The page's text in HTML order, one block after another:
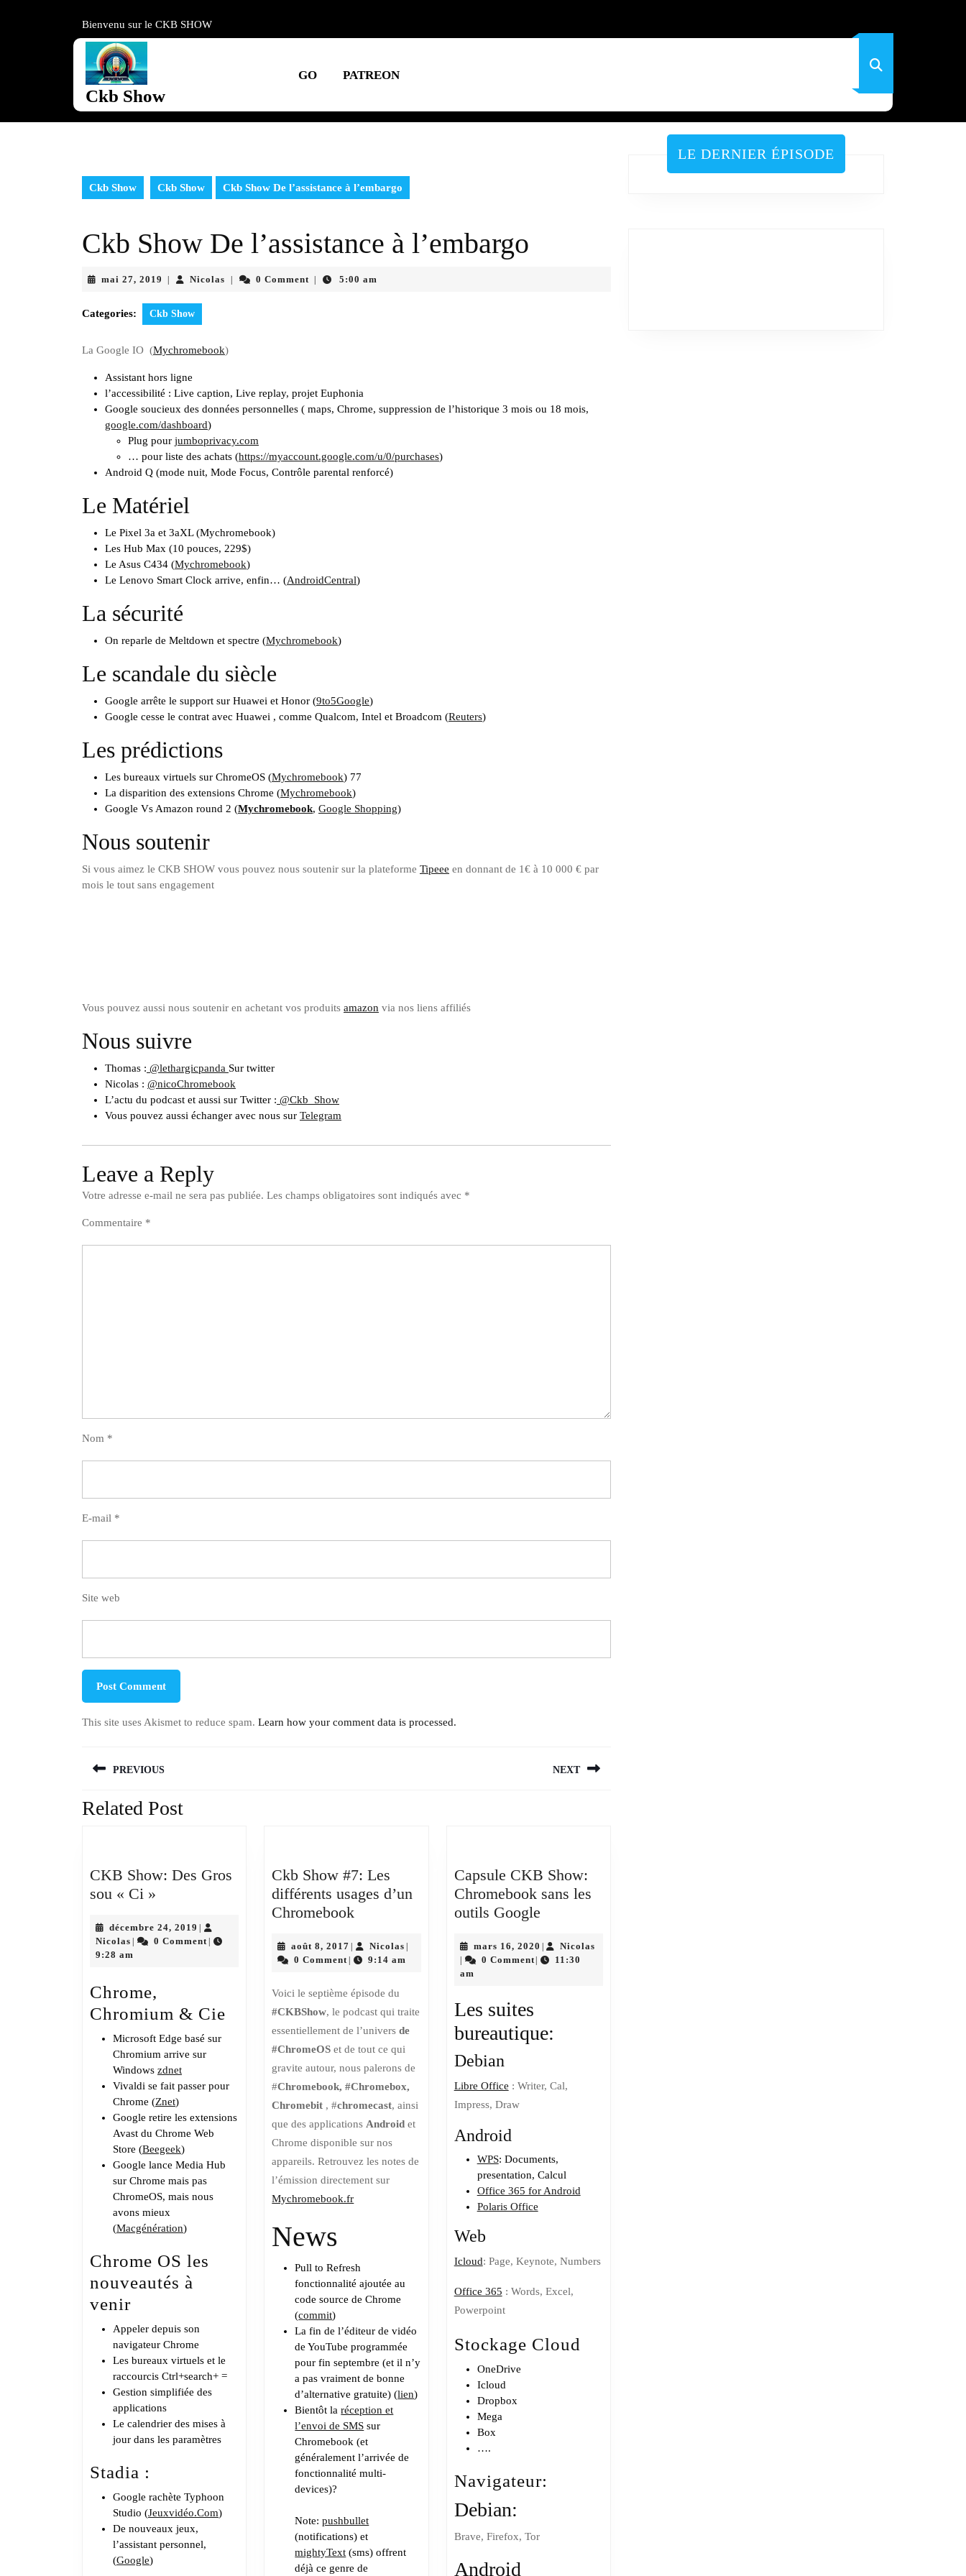
Bienvenu sur le CKB SHOW
Ckb Show
GO PATREON
Ckb Show Ckb Show Ckb Show De l’assistance à l’embargo
Ckb Show De l’assistance à l’embargo
mai 27, 2019 mai
2019
Nicolas Nicolas0 Comment 5:00 am
Categories: Ckb Show
La Google IO (Mychromebook)
Assistant hors ligne
l’accessibilité : Live caption, Live replay, projet Euphonia
Google soucieux des données personnelles ( maps, Chrome, suppression de l’historique 3 mois ou 18 mois,
google.com/dashboard)
Plug pour jumboprivacy.com
… pour liste des achats (https://myaccount.google.com/u/0/purchases)
Android Q (mode nuit, Mode Focus, Contrôle parental renforcé)
Le Matériel
Le Pixel 3a et 3aXL (Mychromebook)
Les Hub Max (10 pouces, 229$)
Le Asus C434 (Mychromebook)
Le Lenovo Smart Clock arrive, enfin… (AndroidCentral)
La sécurité
On reparle de Meltdown et spectre (Mychromebook)
Le scandale du siècle
Google arrête le support sur Huawei et Honor (9to5Google)
Google cesse le contrat avec Huawei , comme Qualcom, Intel et Broadcom (Reuters)
Les prédictions
Les bureaux virtuels sur ChromeOS (Mychromebook) 77
La disparition des extensions Chrome (Mychromebook)
Google Vs Amazon round 2 (Mychromebook, Google Shopping)
Nous soutenir
Si vous aimez le CKB SHOW vous pouvez nous soutenir sur la plateforme Tipeee en donnant de 1€ à 10 000 € par
mois le tout sans engagement
Vous pouvez aussi nous soutenir en achetant vos produits amazon via nos liens affiliés
Nous suivre
Thomas : @lethargicpanda Sur twitter
Nicolas : @nicoChromebook
L’actu du podcast et aussi sur Twitter : @Ckb_Show
Vous pouvez aussi échanger avec nous sur Telegram
Leave a Reply
Votre adresse e-mail ne sera pas publiée. Les champs obligatoires sont indiqués avec *
Commentaire *
Nom *
E-mail *
Site web
This site uses Akismet to reduce spam. Learn how your comment data is processed.
l’article
PREVIOUS
Previous
NEXT
Related Post
CKB Show: Des Gros
sou « Ci »
Des
Gros
décembre 24, 2019 décembre
24,
|
Nicolas Nicolas
| 0 Comment |
9:28 am
Chrome,
Chromium & Cie
Microsoft Edge basé sur
Chromium arrive sur
Windows zdnet
Vivaldi se fait passer pour
Chrome (Znet)
Google retire les extensions
Avast du Chrome Web
Store (Beegeek)
Google lance Media Hub
sur Chrome mais pas
ChromeOS, mais nous
avons mieux
(Macgénération)
Chrome OS les
nouveautés à
venir
Appeler depuis son
navigateur Chrome
Les bureaux virtuels et le
raccourcis Ctrl+search+ =
Gestion simplifiée des
applications
Le calendrier des mises à
jour dans les paramètres
Stadia :
Google rachète Typhoon
Studio (Jeuxvidéo.Com)
De nouveaux jeux,
l’assistant personnel,
(Google)
Ckb Show #7: Les
différents usages d’un
ChromebookCkb
#7:
Les
différents
usages
d’un
Chromebook
août 8, 2017 août
8,
| Nicolas Nicolas
|
0 Comment | 9:14 am
Voici le septième épisode du
#CKBShow, le podcast qui traite
essentiellement de l’universde
#ChromeOS et de tout ce qui
gravite autour, nous palerons de
#Chromebook, #Chromebox,
Chromebit , #chromecast, ainsi
que des applications Android et
Chrome disponible sur nos
appareils. Retrouvez les notes de
l’émission directement sur
Mychromebook.fr
News
Pull to Refresh
fonctionnalité ajoutée au
code source de Chrome
(commit)
La fin de l’éditeur de vidéo
de YouTube programmée
pour fin septembre (et il n’y
a pas vraiment de bonne
d’alternative gratuite) (lien)
Bientôt laréception et
l’envoi de SMS sur
Chromebook (et
généralement l’arrivée de
fonctionnalité multi-
devices)?
Note:pushbullet
(notifications) et
mightyText (sms) offrent
déjà ce genre de
Capsule CKB Show:
Chromebook sans les
outils GoogleCapsule
Show:
Chromebook
Google
mars 16, 2020 mars
16,
| Nicolas
| 0 Comment|
11:30
am
Les suites
bureautique:
Debian
Libre Office : Writer, Cal,
Impress, Draw
Android
WPS: Documents,
presentation, Calcul
Office 365 for Android
Polaris Office
Web
Icloud: Page, Keynote, Numbers
Office 365 : Words, Excel,
Powerpoint
Stockage Cloud
OneDrive
Icloud
Dropbox
Mega
Box
….
Navigateur:
Debian:
Brave, Firefox, Tor
Android
LE DERNIER ÉPISODE